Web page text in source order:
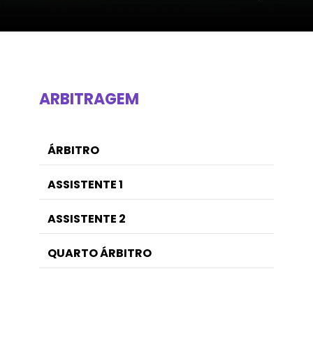
ARBITRAGEM
ÁRBITRO
ASSISTENTE 1
ASSISTENTE 2
QUARTO ÁRBITRO